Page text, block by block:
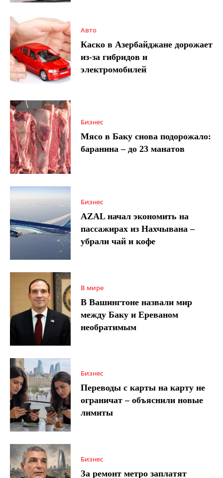
Авто
Каско в Азербайджане дорожает
из-за гибридов и
электромобилей
Бизнес
Мясо в Баку снова подорожало:
баранина – до 23 манатов
Бизнес
AZAL начал экономить на
пассажирах из Нахчывана –
убрали чай и кофе
В мире
В Вашингтоне назвали мир
между Баку и Ереваном
необратимым
Бизнес
Переводы с карты на карту не
ограничат – объяснили новые
лимиты
Бизнес
За ремонт метро заплатят